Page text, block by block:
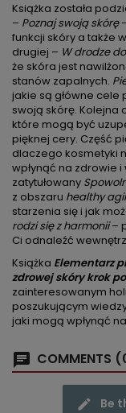
Książka została
– Poznaj swoją skórę
funkcji skóry a także
drugiej – W drodze
że skóra jest
stanów zapalnych.
jakie są główne
swoją skórę.
które mogą być
pięknej cery. Część
dlaczego kosmetyki
wpłynąć na zdrowie i
zatytułowany
z obszaru healthy
starzenia się i jak
rodzi się z harmonii–
Ci odnaleźć
Książka Elementarz
zdrowej skóry krok
zainteresowanym
poszukującym
jaki mogą wpłynąć
COMMENTS
Be